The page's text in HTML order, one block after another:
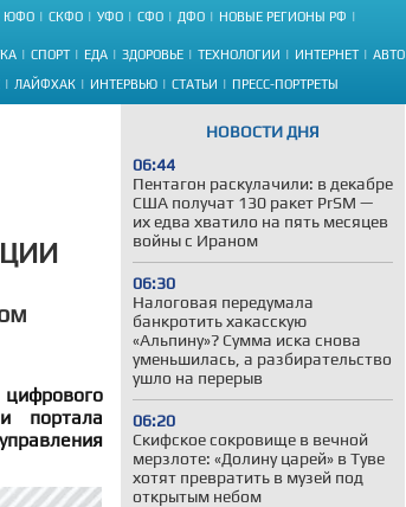
ЮФО СКФО УФО СФО ДФО НОВЫЕ РЕГИОНЫ РФ
СПОРТ ЕДА ЗДОРОВЬЕ ТЕХНОЛОГИИ ИНТЕРНЕТ АВТО
ЛАЙФХАК ИНТЕРВЬЮ СТАТЬИ ПРЕСС-ПОРТРЕТЫ
НОВОСТИ ДНЯ
06:44
Пентагон раскулачили: в декабре
США получат 130 ракет PrSM —
их едва хватило на пять месяцев
войны с Ираном
06:30
Налоговая передумала
банкротить хакасскую
«Альпину»? Сумма иска снова
уменьшилась, а разбирательство
ушло на перерыв
06:20
Скифское сокровище в вечной
мерзлоте: «Долину царей» в Туве
хотят превратить в музей под
открытым небом
портала